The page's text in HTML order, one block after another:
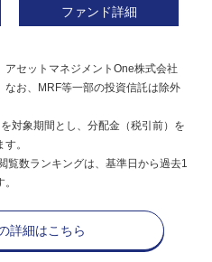
ファンド詳細
セットマネジメントOne株式会社
お、MRF等一部の投資信託は除外
対象期間とし、分配金（税引前）を
。
覧数ランキングは、基準日から過去1
詳細はこちら